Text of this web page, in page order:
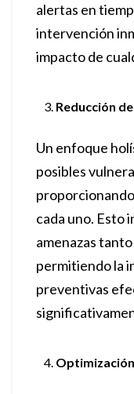
alertas en
intervención
impacto de
Reducción
Un enfoque
posibles
cada uno. Esto
amenazas
permitiendo la
preventivas